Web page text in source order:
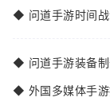
◆ 问道手游时间
◆ 问道手游装备
◆ 外国多媒体手